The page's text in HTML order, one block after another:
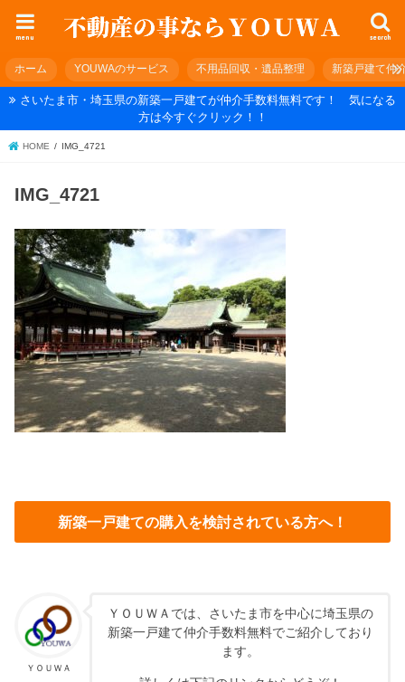
search
menu
ホーム YOUWAのサービス 不用品回収・遺品整理 新築戸建て仲
さいたま市・埼玉県の新築一戸建てが仲介手数料無料です！ 気になる
方は今すぐクリック！！
HOME IMG_4721
IMG_4721
新築一戸建ての購入を検討されている方へ！
ＹＯＵＷＡ
ＹＯＵＷＡでは、さいたま市を中心に埼玉県の
新築一戸建て仲介手数料無料でご紹介しており
ます。